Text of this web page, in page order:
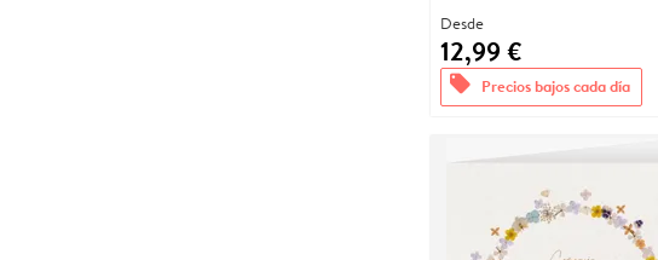
Desde
12,99 €
offers Precios bajos cada día